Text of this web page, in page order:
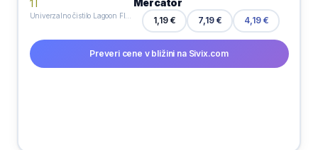
1,19 € 7,19 € 4,19 €
Preveri cene v bližini na Sivix.com